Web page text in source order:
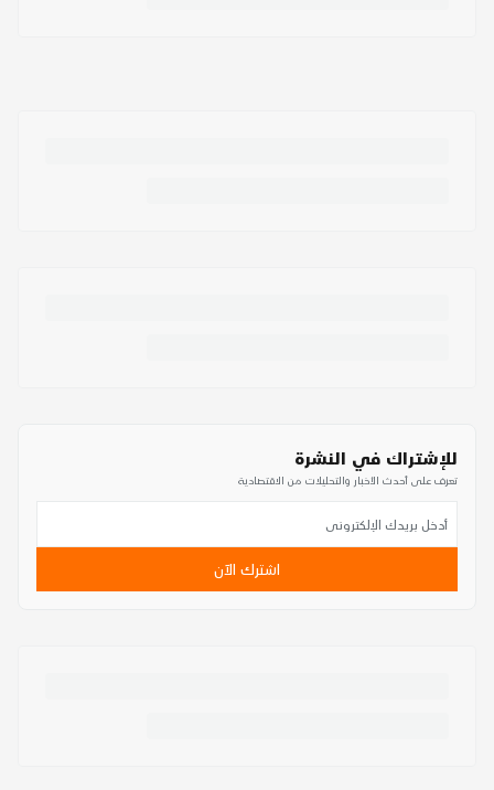
للإشتراك في النشرة
تعرف على أحدث الأخبار والتحليلات من الاقتصادية
اشترك الآن